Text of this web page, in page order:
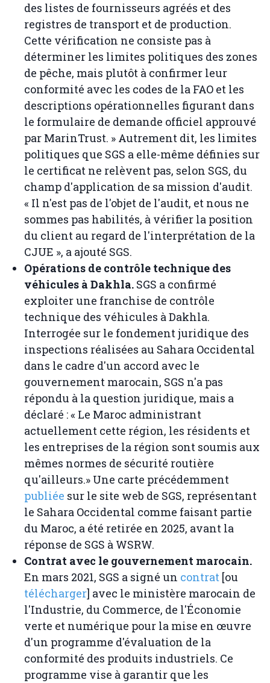
des listes de fournisseurs agréés et des
registres de transport et de production.
Cette vérification ne consiste pas à
déterminer les limites politiques des zones
de pêche, mais plutôt à confirmer leur
conformité avec les codes de la FAO et les
descriptions opérationnelles figurant dans
le formulaire de demande officiel approuvé
par MarinTrust. » Autrement dit, les limites
politiques que SGS a elle-même définies sur
le certificat ne relèvent pas, selon SGS, du
champ d'application de sa mission d'audit.
« Il n'est pas de l'objet de l'audit, et nous ne
sommes pas habilités, à vérifier la position
du client au regard de l'interprétation de la
CJUE », a ajouté SGS.
Opérations de contrôle technique des
véhicules à Dakhla. SGS a confirmé
exploiter une franchise de contrôle
technique des véhicules à Dakhla.
Interrogée sur le fondement juridique des
inspections réalisées au Sahara Occidental
dans le cadre d'un accord avec le
gouvernement marocain, SGS n'a pas
répondu à la question juridique, mais a
déclaré : « Le Maroc administrant
actuellement cette région, les résidents et
les entreprises de la région sont soumis aux
mêmes normes de sécurité routière
qu'ailleurs.» Une carte précédemment
publiée sur le site web de SGS, représentant
le Sahara Occidental comme faisant partie
du Maroc, a été retirée en 2025, avant la
réponse de SGS à WSRW.
Contrat avec le gouvernement marocain.
En mars 2021, SGS a signé un contrat [ou
télécharger] avec le ministère marocain de
l'Industrie, du Commerce, de l'Économie
verte et numérique pour la mise en œuvre
d'un programme d'évaluation de la
conformité des produits industriels. Ce
programme vise à garantir que les